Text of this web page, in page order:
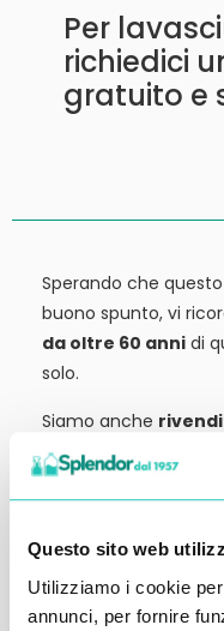
Questo sito web
Utilizziamo i cookie
annunci, per fornire
Per
richiedici
gratuito e
Sperando che
buono spunto, vi
da oltre 60 anni di
solo.
Siamo anche
ed attrezzature:
potete trovarlo in
richiedere qualche
Ci vediamo al